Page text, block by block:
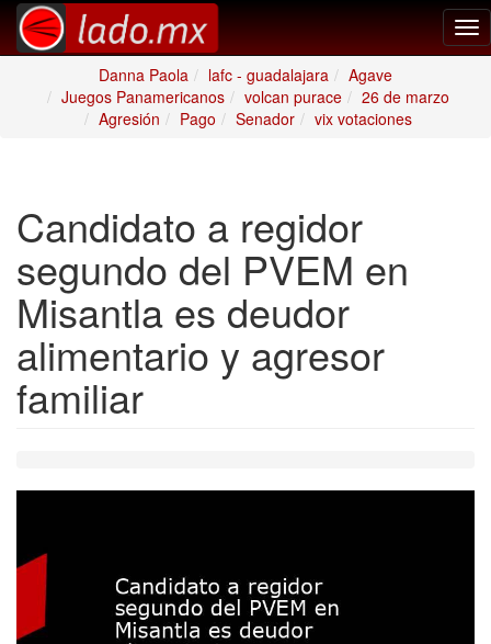
Danna Paola
lafc - guadalajara
Agave
Juegos Panamericanos
volcan purace
26 de marzo
Agresión
Pago Senador vix votaciones
Candidato a regidor
segundo del PVEM en
Misantla es deudor
alimentario y agresor
familiar